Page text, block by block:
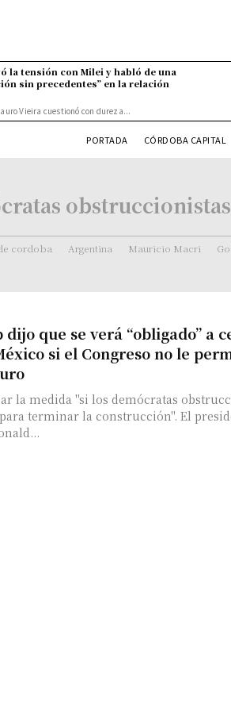
la tensión con Milei y habló de una
sin precedentes” en la relación
Vieira cuestionó con dureza...
PORTADA CÓRDOBA CAPITAL
obstruccionistas
cordoba Argentina Mauricio Macri
que se verá “obligado” a
si el Congreso no le
la medida "si los demócratas
la construcción". El presidente de los